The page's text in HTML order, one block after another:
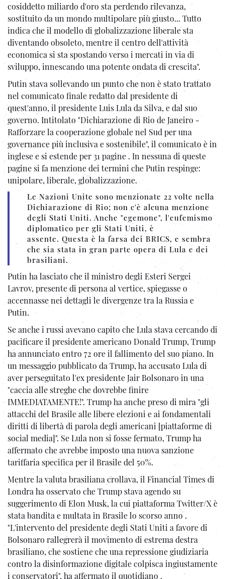
cosiddetto miliardo d'oro sta perdendo rilevanza,
sostituito da un mondo multipolare più giusto... Tutto
indica che il modello di globalizzazione liberale sta
diventando obsoleto, mentre il centro dell'attività
economica si sta spostando verso i mercati in via di
sviluppo, innescando una potente ondata di crescita".
Putin stava sollevando un punto che non è stato trattato
nel comunicato finale redatto dal presidente di
quest'anno, il presidente Luis Lula da Silva, e dal suo
governo. Intitolato "Dichiarazione di Rio de Janeiro -
Rafforzare la cooperazione globale nel Sud per una
governance più inclusiva e sostenibile", il comunicato è in
inglese e si estende per 31 pagine . In nessuna di queste
pagine si fa menzione dei termini che Putin respinge:
unipolare, liberale, globalizzazione.
Le Nazioni Unite sono menzionate 22 volte nella
Dichiarazione di Rio; non c'è alcuna menzione
degli Stati Uniti. Anche "egemone", l'eufemismo
diplomatico per gli Stati Uniti, è
assente. Questa è la farsa dei BRICS, e sembra
che sia stata in gran parte opera di Lula e dei
brasiliani.
Putin ha lasciato che il ministro degli Esteri Sergei
Lavrov, presente di persona al vertice, spiegasse o
accennasse nei dettagli le divergenze tra la Russia e
Putin.
Se anche i russi avevano capito che Lula stava cercando di
pacificare il presidente americano Donald Trump, Trump
ha annunciato entro 72 ore il fallimento del suo piano. In
un messaggio pubblicato da Trump, ha accusato Lula di
aver perseguitato l'ex presidente Jair Bolsonaro in una
"caccia alle streghe che dovrebbe finire
IMMEDIATAMENTE!". Trump ha anche preso di mira "gli
attacchi del Brasile alle libere elezioni e ai fondamentali
diritti di libertà di parola degli americani [piattaforme di
social media]". Se Lula non si fosse fermato, Trump ha
affermato che avrebbe imposto una nuova sanzione
tariffaria specifica per il Brasile del 50%.
Mentre la valuta brasiliana crollava, il Financial Times di
Londra ha osservato che Trump stava agendo su
suggerimento di Elon Musk, la cui piattaforma Twitter/X è
stata bandita e multata in Brasile lo scorso anno .
"L'intervento del presidente degli Stati Uniti a favore di
Bolsonaro rallegrerà il movimento di estrema destra
brasiliano, che sostiene che una repressione giudiziaria
contro la disinformazione digitale colpisca ingiustamente
i conservatori", ha affermato il quotidiano .